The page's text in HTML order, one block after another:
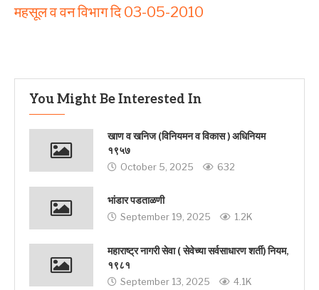
महसूल व वन विभाग दि 03-05-2010
You Might Be Interested In
खाण व खनिज (विनियमन व विकास ) अधिनियम
१९५७
October 5, 2025 632
भांडार पडताळणी
September 19, 2025 1.2K
महाराष्ट्र नागरी सेवा ( सेवेच्या सर्वसाधारण शर्ती) नियम,
१९८१
September 13, 2025 4.1K